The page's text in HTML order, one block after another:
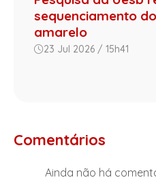
sequenciamento
amarelo
23 Jul 2026 / 15h41
Comentários
Ainda não há